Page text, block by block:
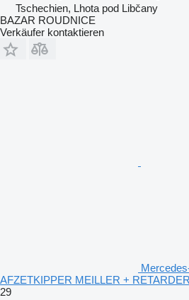
Tschechien, Lhota pod Libčany
BAZAR ROUDNICE
Verkäufer kontaktieren
AFZETKIPPER MEILLER +
29